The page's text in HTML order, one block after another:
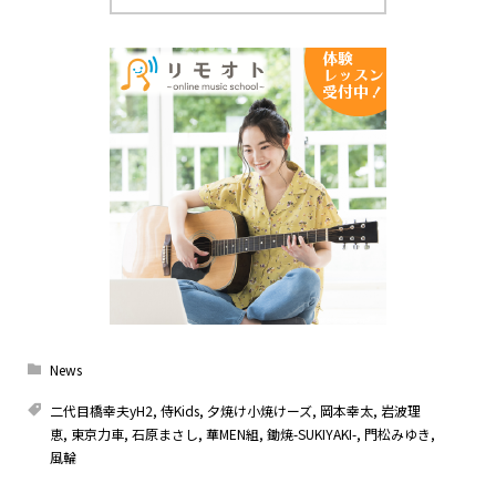
News
二代目橋幸夫yH2, 侍Kids, 夕焼け小焼けーズ, 岡本幸太, 岩波理
恵, 東京力車, 石原まさし, 華MEN組, 鋤焼-SUKIYAKI-, 門松みゆき,
風輪